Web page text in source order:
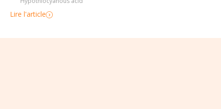
Lire l'article